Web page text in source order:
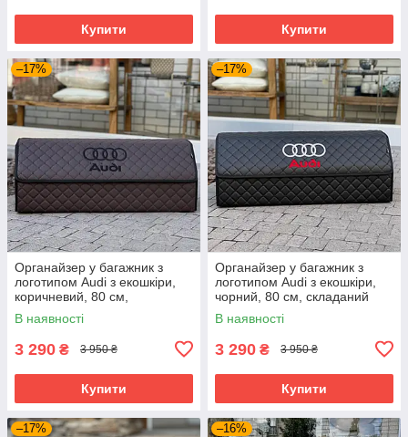
Купити Купити
–17%
Органайзер у багажник з
логотипом Audi з екошкіри,
коричневий, 80 см,
складаний органайзер у
багажник
В наявності
3 290 ₴ 3 950 ₴
Купити
–17%
Органайзер у багажник з
логотипом Audi з екошкіри,
чорний, 80 см, складаний
органайзер у багажник
В наявності
3 290 ₴ 3 950 ₴
Купити
–17% –16%